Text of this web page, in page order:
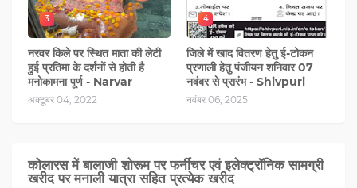
3
नरवर किले पर स्थित माता की लेटी
हुई प्रतिमा के दर्शनों से होती है
मनोकामना पूर्ण - Narvar
अक्टूबर 04, 2022
4
जिले में खाद वितरण हेतु ई-टोकन
प्रणाली हेतु पंजीयन शनिवार 07
नवंबर से प्रारंभ - Shivpuri
नवंबर 06, 2025
कोलारस में बालाजी शोरूम पर फर्नीचर एवं इलेक्ट्रॉनिक सामग्री
खरीद पर मनाली यात्रा सहित प्रत्‍येक खरीद